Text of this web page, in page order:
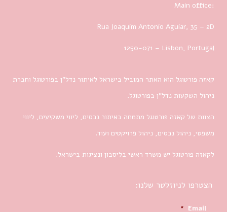
Main office:
Rua Joaquim Antonio Aguiar, 35 – 2D
1250-071 – Lisbon, Portugal
קאזה פורטוגל הוא האתר המוביל בישראל לאיתור נדל”ן בפורטוגל וחברת
ניהול השקעות נדל”ן בפורטוגל.
הצוות של קאזה פורטוגל מתמחה באיתור נכסים, ליווי משקיעים, ליווי
משפטי, ניהול נכסים, ניהול פרויקטים ועוד.
לקאזה פורטוגל יש משרד ראשי בליסבון ונציגות בישראל.
הצטרפו לניוזלטר שלנו:
Email
*